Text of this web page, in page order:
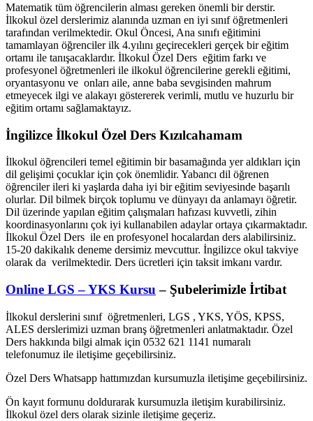
Matematik tüm öğrencilerin alması gereken önemli bir derstir.
İlkokul özel derslerimiz alanında uzman en iyi sınıf öğretmenleri
tarafından verilmektedir. Okul Öncesi, Ana sınıfı eğitimini
tamamlayan öğrenciler ilk 4.yılını geçirecekleri gerçek bir eğitim
ortamı ile tanışacaklardır. İlkokul Özel Ders eğitim farkı ve
profesyonel öğretmenleri ile ilkokul öğrencilerine gerekli eğitimi,
oryantasyonu ve onları aile, anne baba sevgisinden mahrum
etmeyecek ilgi ve alakayı göstererek verimli, mutlu ve huzurlu bir
eğitim ortamı sağlamaktayız.
İngilizce İlkokul Özel Ders Kızılcahamam
İlkokul öğrencileri temel eğitimin bir basamağında yer aldıkları için
dil gelişimi çocuklar için çok önemlidir. Yabancı dil öğrenen
öğrenciler ileri ki yaşlarda daha iyi bir eğitim seviyesinde başarılı
olurlar. Dil bilmek birçok toplumu ve dünyayı da anlamayı öğretir.
Dil üzerinde yapılan eğitim çalışmaları hafızası kuvvetli, zihin
koordinasyonlarını çok iyi kullanabilen adaylar ortaya çıkarmaktadır.
İlkokul Özel Ders ile en profesyonel hocalardan ders alabilirsiniz.
15-20 dakikalık deneme dersimiz mevcuttur. İngilizce okul takviye
olarak da verilmektedir. Ders ücretleri için taksit imkanı vardır.
Online LGS – YKS Kursu – Şubelerimizle İrtibat
İlkokul derslerini sınıf öğretmenleri, LGS , YKS, YÖS, KPSS,
ALES derslerimizi uzman branş öğretmenleri anlatmaktadır. Özel
Ders hakkında bilgi almak için 0532 621 1141 numaralı
telefonumuz ile iletişime geçebilirsiniz.
Özel Ders Whatsapp hattımızdan kursumuzla iletişime geçebilirsiniz.
Ön kayıt formunu doldurarak kursumuzla iletişim kurabilirsiniz.
İlkokul özel ders olarak sizinle iletişime geçeriz.